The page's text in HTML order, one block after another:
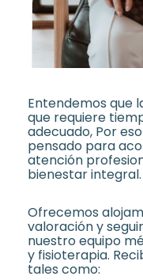
Entendemos que
que requiere
adecuado, Por
pensado para
atención
bienestar integral.
Ofrecemos
valoración y
nuestro equipo
y fisioterapia.
tales como: